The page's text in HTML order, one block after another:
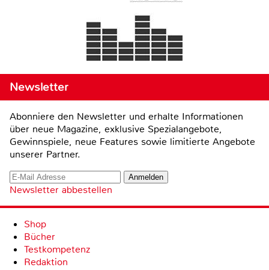
Newsletter
Abonniere den Newsletter und erhalte Informationen
über neue Magazine, exklusive Spezialangebote,
Gewinnspiele, neue Features sowie limitierte Angebote
unserer Partner.
Newsletter abbestellen
Shop
Bücher
Testkompetenz
Redaktion